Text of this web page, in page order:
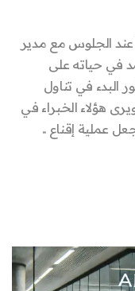
الجلوس مع مدير
في حياته على
البدء في تناول
هؤلاء الخبراء في
عملية إقناع ..